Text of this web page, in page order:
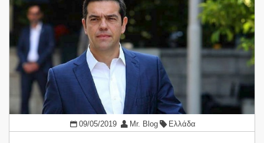
09/05/2019 Mr. Blog Ελλάδα